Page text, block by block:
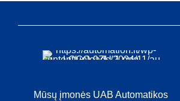
Mūsų įmonės UAB Automatikos